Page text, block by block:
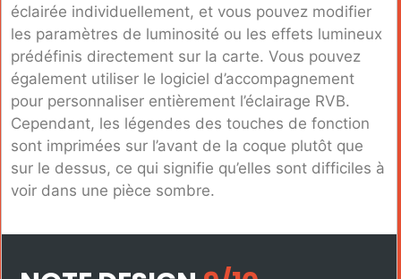
éclairée individuellement, et vous pouvez modifier
les paramètres de luminosité ou les effets lumineux
prédéfinis directement sur la carte. Vous pouvez
également utiliser le logiciel d’accompagnement
pour personnaliser entièrement l’éclairage RVB.
Cependant, les légendes des touches de fonction
sont imprimées sur l’avant de la coque plutôt que
sur le dessus, ce qui signifie qu’elles sont difficiles à
voir dans une pièce sombre.